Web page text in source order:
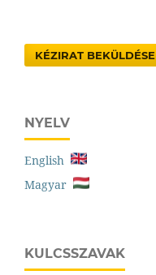
KÉZIRAT BEKÜLDÉSE
NYELV
English
Magyar
KULCSSZAVAK